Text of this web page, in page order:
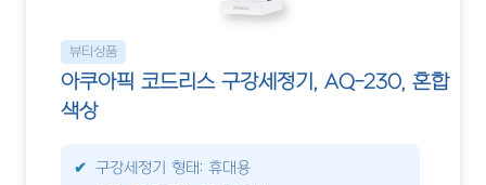
뷰티상품
아쿠아픽 코드리스 구강세정기, AQ-230, 혼합
색상
구강세정기 형태: 휴대용